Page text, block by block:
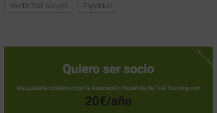
World Trail Majors Zapatillas